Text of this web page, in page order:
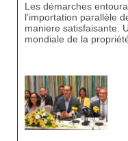
Les démarches
l’importation parallèle
maniere satisfaisante.
mondiale de la